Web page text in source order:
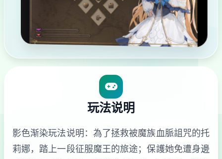
玩法说明
影色渐染玩法说明：為了拯救被魔族血脈詛咒的托
莉娜，踏上一段征服魔王的旅途；保護她免遭身邊